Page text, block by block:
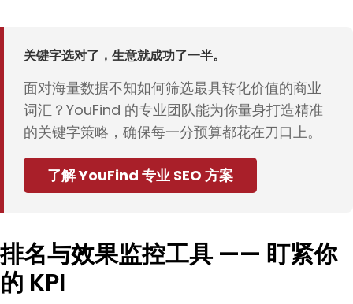
关键字选对了，生意就成功了一半。
面对海量数据不知如何筛选最具转化价值的商业
词汇？YouFind 的专业团队能为你量身打造精准
的关键字策略，确保每一分预算都花在刀口上。
了解 YouFind 专业 SEO 方案
排名与效果监控工具 —— 盯紧你
的 KPI